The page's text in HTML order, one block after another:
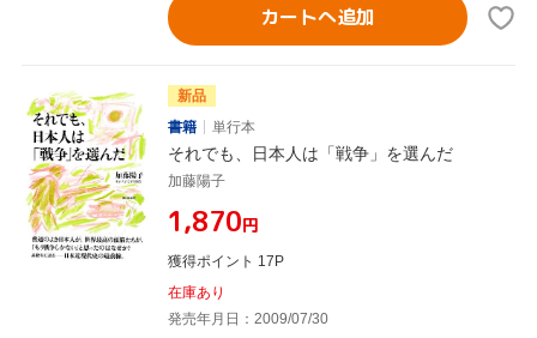
カートへ追加
新品
書籍
単行本
それでも、日本人は「戦争」を選んだ
加藤陽子
¥1,870円
獲得ポイント 17P
在庫あり
発売年月日：2009/07/30